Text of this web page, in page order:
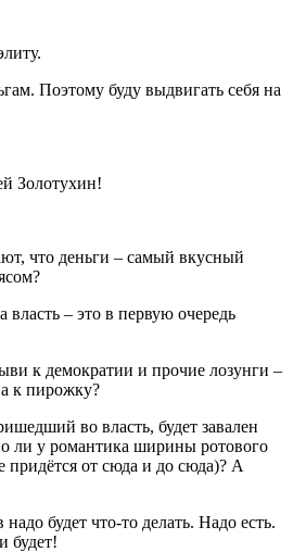
Поэтому буду выдвигать себя на
Золотухин!
что деньги – самый вкусный
– это в первую очередь
к демократии и прочие лозунги –
к пирожку?
во власть, будет завален
ли у романтика ширины ротового
придётся от сюда и до сюда)? А
будет что-то делать. Надо есть.
будет!